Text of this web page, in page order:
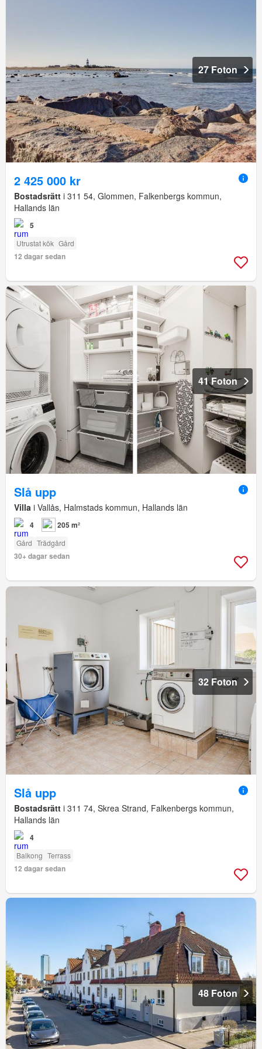
27 Foton
2 425 000 kr
Bostadsrätt i 311 54, Glommen, Falkenbergs kommun,
Hallands län
5
Utrustat kök Gård
12 dagar sedan
41 Foton
Slå upp
Villa i Vallås, Halmstads kommun, Hallands län
4 205 m²
Gård Trädgård
30+ dagar sedan
32 Foton
Slå upp
Bostadsrätt i 311 74, Skrea Strand, Falkenbergs kommun,
Hallands län
4
Balkong Terrass
12 dagar sedan
48 Foton